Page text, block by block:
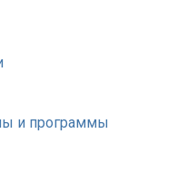
и программы